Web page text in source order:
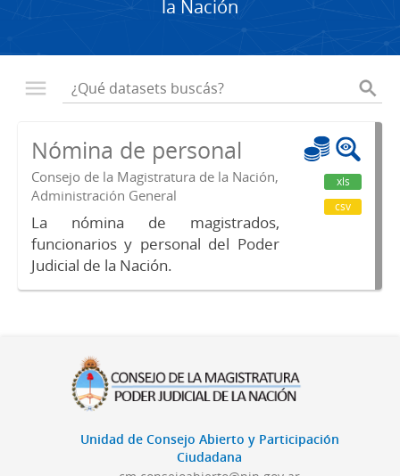
la Nación
Nómina de personal
Consejo de la Magistratura de la Nación,
Administración General
La nómina de magistrados,
funcionarios y personal del Poder
Judicial de la Nación.
xls
csv
Unidad de Consejo Abierto y Participación
Ciudadana